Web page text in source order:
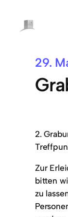
29.
2.
Zur
bitten
zu